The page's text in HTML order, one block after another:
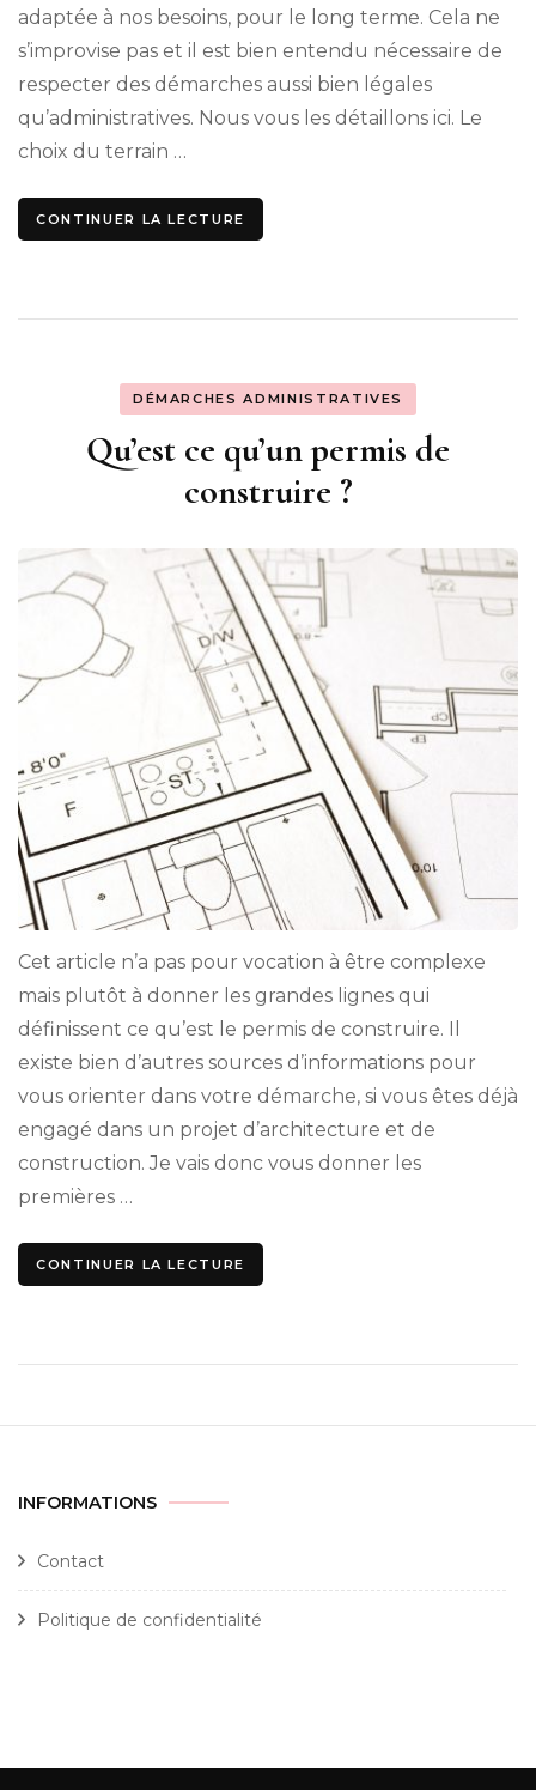
adaptée à nos besoins, pour le long terme. Cela ne
s’improvise pas et il est bien entendu nécessaire de
respecter des démarches aussi bien légales
qu’administratives. Nous vous les détaillons ici. Le
choix du terrain …
CONTINUER LA LECTURE
DÉMARCHES ADMINISTRATIVES
Qu’est ce qu’un permis de
construire ?
Cet article n’a pas pour vocation à être complexe
mais plutôt à donner les grandes lignes qui
définissent ce qu’est le permis de construire. Il
existe bien d’autres sources d’informations pour
vous orienter dans votre démarche, si vous êtes déjà
engagé dans un projet d’architecture et de
construction. Je vais donc vous donner les
premières …
CONTINUER LA LECTURE
INFORMATIONS
Contact
Politique de confidentialité